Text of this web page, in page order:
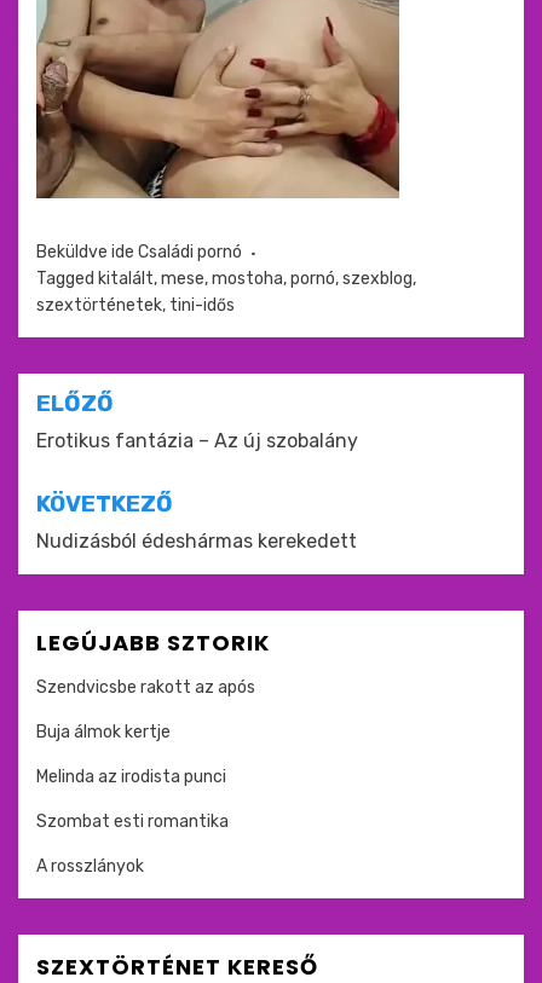
Beküldve ide Családi pornó
Tagged kitalált,mese,mostoha,pornó,szexblog,
szextörténetek, tini-idős
Bejegyzés
navigáció
ELŐZŐ
Erotikus fantázia – Az új szobalány
KÖVETKEZŐ
Nudizásból édeshármas kerekedett
LEGÚJABB SZTORIK
Szendvicsbe rakott az após
Buja álmok kertje
Melinda az irodista punci
Szombat esti romantika
A rosszlányok
SZEXTÖRTÉNET KERESŐ